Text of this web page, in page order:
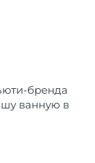
бренда
ванную в